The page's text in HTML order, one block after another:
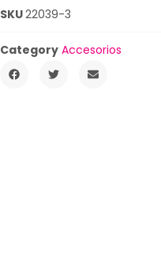
SKU22039-3
Category Accesorios